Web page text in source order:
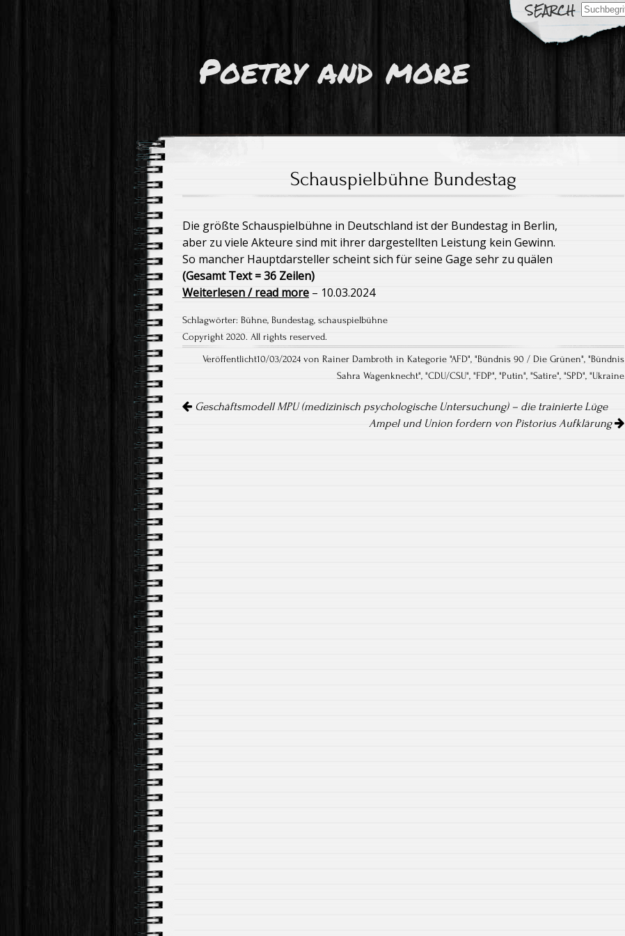
Search
for:
Poetry and more
Schauspielbühne Bundestag
Die größte Schauspielbühne in Deutschland ist der Bundestag in Berlin,
aber zu viele Akteure sind mit ihrer dargestellten Leistung kein Gewinn.
So mancher Hauptdarsteller scheint sich für seine Gage sehr zu quälen
(Gesamt Text = 36 Zeilen)
Weiterlesen / read more – 10.03.2024
Schlagwörter: Bühne, Bundestag, schauspielbühne
Copyright 2020. All rights reserved.
Veröffentlicht10/03/2024 von Rainer Dambroth in Kategorie "AFD", "Bündnis 90 / Die Grünen", "Bündnis
Sahra Wagenknecht", "CDU/CSU", "FDP", "Putin", "Satire", "SPD", "Ukraine
Navigation
Geschäftsmodell MPU (medizinisch psychologische Untersuchung) – die trainierte Lüge
Ampel und Union fordern von Pistorius Aufklärung